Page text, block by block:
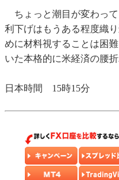
ちょっと潮目が変わっ
利下げはもうある程度織
めに材料視することは困
いた本格的に米経済の腰
日本時間 15時15分